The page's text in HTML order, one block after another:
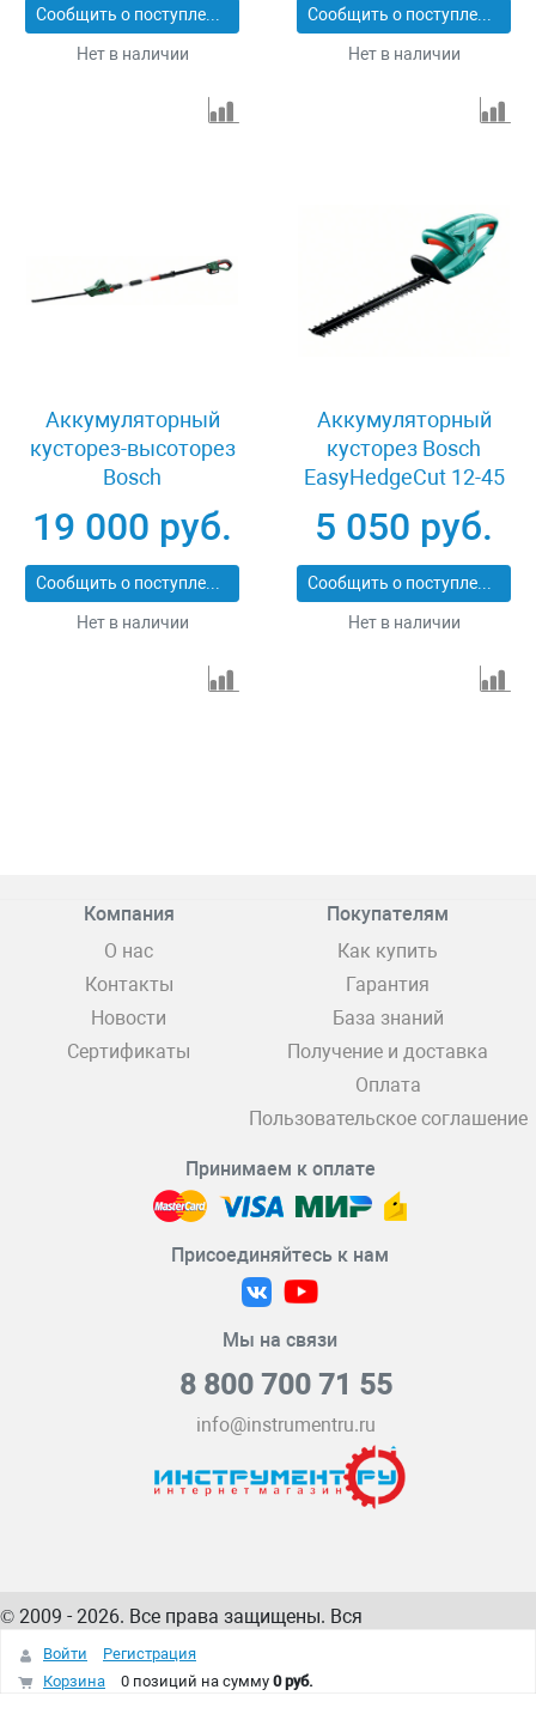
Сообщить о поступлении
Нет в наличии
Сообщить о поступлении
Нет в наличии
Аккумуляторный
кусторез-высоторез
Bosch
UniversalHedgePole 18
06008B3000
19 000 руб.
Сообщить о поступлении
Нет в наличии
Аккумуляторный
кусторез Bosch
EasyHedgeCut 12-45
5 050 руб.
Сообщить о поступлении
Нет в наличии
Компания
О нас
Контакты
Новости
Сертификаты
Покупателям
Как купить
Гарантия
База знаний
Получение и доставка
Оплата
Пользовательское соглашение
Принимаем к оплате
Присоединяйтесь к нам
Мы на связи
8 800 700 71 55
info@instrumentru.ru
© 2009 - 2026. Все права защищены. Вся
информация на сайте – собственность
интернет-магазина
Войти
Регистрация
Корзина
0 позиций на сумму 0 руб.